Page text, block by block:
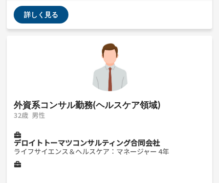
詳しく見る
外資系コンサル勤務(ヘルスケア領域)
32歳 男性
デロイトトーマツコンサルティング合同会社
ライフサイエンス＆ヘルスケア：マネージャー 4年